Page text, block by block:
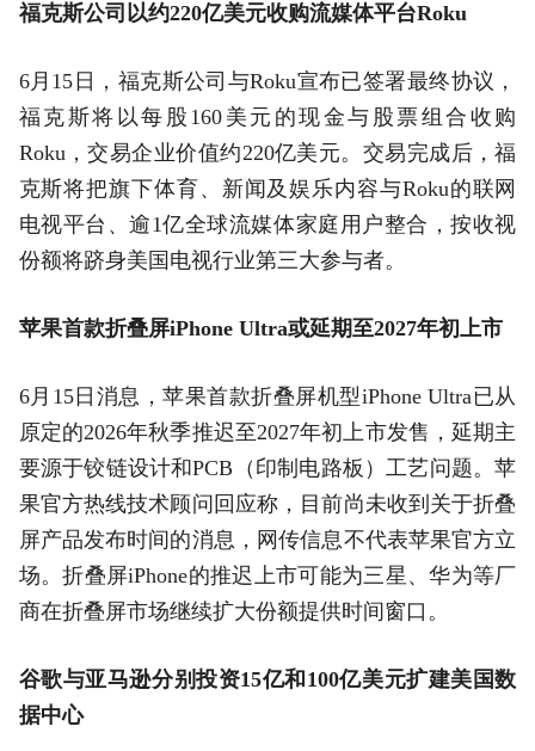
福克斯公司以约220亿美元收购流媒体平台Roku
6月15日，福克斯公司与Roku宣布已签署最终协议，
福克斯将以每股160美元的现金与股票组合收购
Roku，交易企业价值约220亿美元。交易完成后，福
克斯将把旗下体育、新闻及娱乐内容与Roku的联网
电视平台、逾1亿全球流媒体家庭用户整合，按收视
份额将跻身美国电视行业第三大参与者。
苹果首款折叠屏iPhone Ultra或延期至2027年初上市
6月15日消息，苹果首款折叠屏机型iPhone Ultra已从
原定的2026年秋季推迟至2027年初上市发售，延期主
要源于铰链设计和PCB（印制电路板）工艺问题。苹
果官方热线技术顾问回应称，目前尚未收到关于折叠
屏产品发布时间的消息，网传信息不代表苹果官方立
场。折叠屏iPhone的推迟上市可能为三星、华为等厂
商在折叠屏市场继续扩大份额提供时间窗口。
谷歌与亚马逊分别投资15亿和100亿美元扩建美国数
据中心